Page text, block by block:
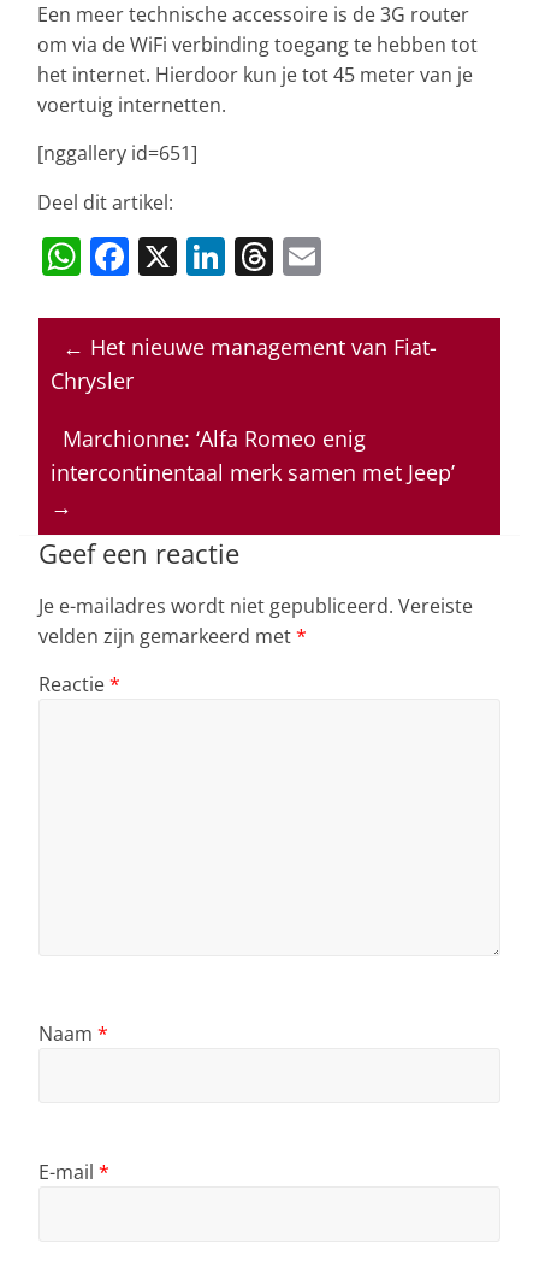
Een meer technische accessoire is de 3G router
om via de WiFi verbinding toegang te hebben tot
het internet. Hierdoor kun je tot 45 meter van je
voertuig internetten.
[nggallery id=651]
Deel dit artikel:
W
at
s
A
p
p
F
c
e
o
o
k
X Li
k
e
n
T
re
a
s
ai
l
← Het nieuwe management van Fiat-
Chrysler
Marchionne: ‘Alfa Romeo enig
intercontinentaal merk samen met Jeep’
→
Geef een reactie
Je e-mailadres wordt niet gepubliceerd. Vereiste
velden zijn gemarkeerd met*
Reactie*
Naam *
E-mail *